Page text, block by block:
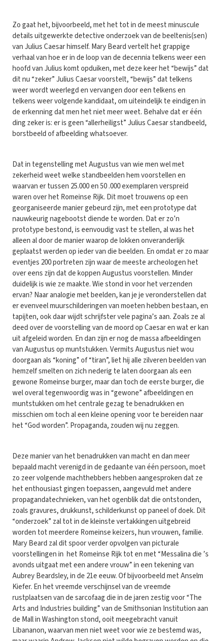
Zo gaat het, bijvoorbeeld, met het tot in de meest minuscule
details uitgewerkte detective onderzoek van de beeltenis(sen)
van Julius Caesar himself. Mary Beard vertelt het grappige
verhaal van hoe er in de loop van de decennia telkens weer een
hoofd van Julius komt opduiken, met deze keer het “bewijs” dat
dit nu “zeker” Julius Caesar voorstelt, “bewijs” dat telkens
weer wordt weerlegd en vervangen door een telkens en
telkens weer volgende kandidaat, om uiteindelijk te eindigen in
de erkenning dat men het niet meer weet. Behalve dat er één
ding zeker is: er is geen “allerheiligst” Julius Caesar standbeeld,
borstbeeld of afbeelding whatsoever.
Dat in tegenstelling met Augustus van wie men wel met
zekerheid weet welke standbeelden hem voorstellen en
waarvan er tussen 25.000 en 50 .000 exemplaren verspreid
waren over het Romeinse Rijk. Dit moet trouwens op een
georganiseerde manier gebeurd zijn, met een prototype dat
nauwkeurig nagebootst diende te worden. Dat er zo’n
prototype bestond, is eenvoudig vast te stellen, al was het
alleen al door de manier waarop de lokken onveranderlijk
geplaatst werden op ieder van die beelden. En omdat er zo maar
eventjes 200 portreten zijn waar de meeste archeologen het
over eens zijn dat de koppen Augustus voorstellen. Minder
duidelijk is wie ze maakte. Wie stond in voor het verzenden
ervan? Naar analogie met beelden, kan je je veronderstellen dat
er evenveel muurschilderingen van moeten hebben bestaan, en
tapijten, ook daar wijdt schrijfster vele pagina’s aan. Zoals ze al
deed over de voorstelling van de moord op Caesar en wat er kan
uit afgeleid worden. En dan zijn er nog de massa afbeeldingen
van Augustus op muntstukken. Vermits Augustus niet wou
doorgaan als “koning” of “tiran”, liet hij alle zilveren beelden van
hemzelf smelten on zich nederig te laten doorgaan als een
gewone Romeinse burger, maar dan toch de eerste burger, die
wel overal tegenwoordig was in “gewone” afbeeldingen en
muntstukken om het centrale gezag te benadrukken en
misschien om toch al een kleine opening voor te bereiden naar
het “God worden”. Propaganda, zouden wij nu zeggen.
Deze manier van het benadrukken van macht en dan meer
bepaald macht verenigd in de gedaante van één persoon, moet
zo zeer volgende machthebbers hebben aangesproken dat ze
het enthousiast gingen toepassen, aangevuld met andere
propagandatechnieken, van het ogenblik dat die ontstonden,
zoals gravures, drukkunst, schilderkunst op paneel of doek. Dit
“onderzoek” zal tot in de kleinste vertakkingen uitgebreid
worden tot meerdere Romeinse keizers, hun vrouwen, familie.
Mary Beard zal dit spoor verder opvolgen van picturale
voorstellingen in het Romeinse Rijk tot en met “Messalina die ’s
avonds uitgaat met een andere vrouw” in een tekening van
Aubrey Beardsley, in de 21e eeuw. Of bijvoorbeeld met Anselm
Kiefer. En het vreemde verschijnsel van de vreemde
rustplaatsen van de sarcofaag die in de jaren zestig voor “The
Arts and Industries building” van de Smithsonian Institution aan
de Mall in Washington stond, ooit meegebracht vanuit
Libananon, waarvan men niet weet voor wie ze bestemd was,